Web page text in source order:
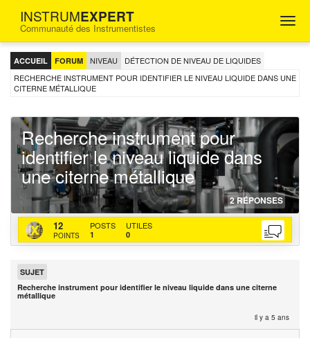
INSTRUMEXPERT
Communauté des Instrumentistes
FORUM
D'ENTRAIDE
POUR
LES
INGÉNIEURS
ACCUEIL FORUM NIVEAU
DÉTECTION DE NIVEAU DE LIQUIDES
RECHERCHE INSTRUMENT POUR IDENTIFIER LE NIVEAU LIQUIDE DANS UNE
CITERNE MÉTALLIQUE
Recherche instrument pour
identifier le niveau liquide dans
une citerne métallique
2RÉPONSES
20-
01-
12
POINTS
POSTS
1
UTILES
0
SUJET
Recherche instrument pour identifier le niveau liquide dans une citerne
métallique
il y a 5 ans